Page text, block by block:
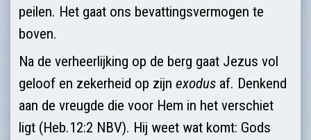
peilen. Het gaat ons bevattingsvermogen te
boven.
Na de verheerlijking op de berg gaat Jezus vol
geloof en zekerheid op zijn exodus af. Denkend
aan de vreugde die voor Hem in het verschiet
ligt (Heb.12:2 NBV). Hij weet wat komt: Gods